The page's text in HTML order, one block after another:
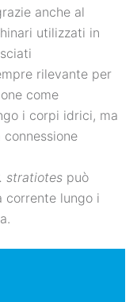
anche al
utilizzati in
rilevante per
come
i corpi idrici, ma
stratiotes può
corrente lungo i